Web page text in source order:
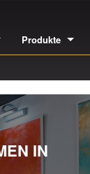
Produkte